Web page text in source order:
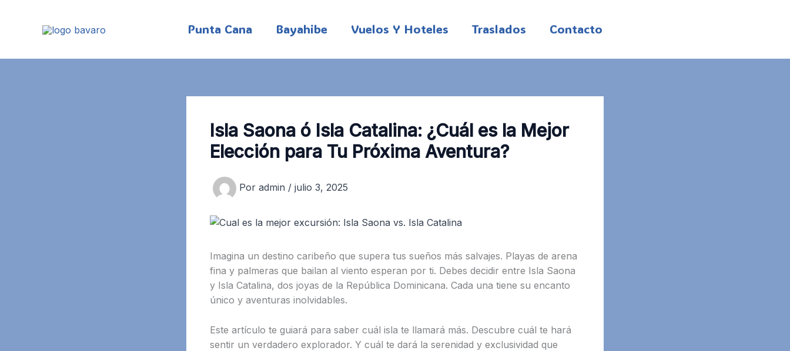
contenido
Punta Cana Bayahibe Vuelos Y Hoteles Traslados Contacto
Isla Saona ó Isla Catalina: ¿Cuál es la Mejor
Elección para Tu Próxima Aventura?
Por admin / julio 3, 2025
Imagina un destino caribeño que supera tus sueños más salvajes. Playas de arena
fina y palmeras que bailan al viento esperan por ti. Debes decidir entre Isla Saona
y Isla Catalina, dos joyas de la República Dominicana. Cada una tiene su encanto
único y aventuras inolvidables.
Este artículo te guiará para saber cuál isla te llamará más. Descubre cuál te hará
sentir un verdadero explorador. Y cuál te dará la serenidad y exclusividad que